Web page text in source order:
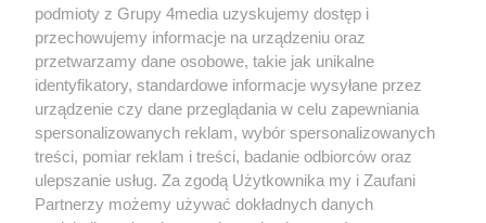
Reklama Kontakt Regulamin
Dystrybucja
Regulamin prenumeraty
Polityka Prywatności
Zapisz się do newslettera
Dołącz do grona ludzi najlepiej poinformowanych!
podmioty z Grupy 4media uzyskujemy dostęp i
przechowujemy informacje na urządzeniu oraz
przetwarzamy dane osobowe, takie jak unikalne
identyfikatory, standardowe informacje wysyłane przez
urządzenie czy dane przeglądania w celu zapewniania
spersonalizowanych reklam, wybór spersonalizowanych
treści, pomiar reklam i treści, badanie odbiorców oraz
ulepszanie usług. Za zgodą Użytkownika my i Zaufani
Partnerzy możemy używać dokładnych danych